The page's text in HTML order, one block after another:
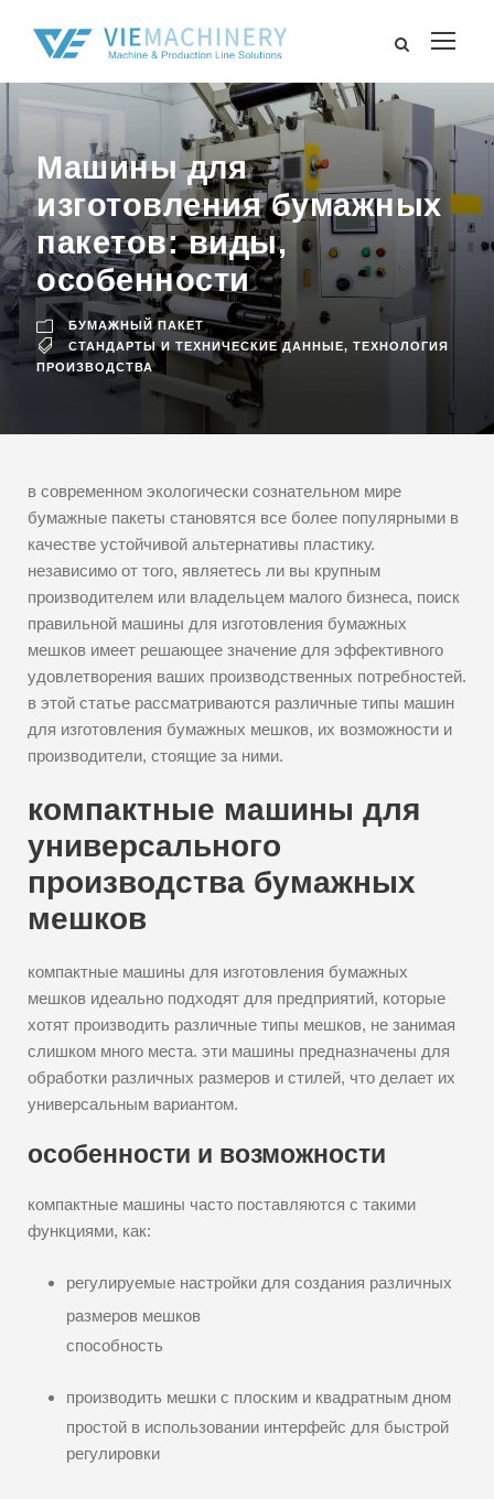
Машины для
изготовления бумажных
пакетов: виды,
особенности
БУМАЖНЫЙ ПАКЕТ
СТАНДАРТЫ И ТЕХНИЧЕСКИЕ ДАННЫЕ, ТЕХНОЛОГИЯ
ПРОИЗВОДСТВА
в современном экологически сознательном мире
бумажные пакеты становятся все более популярными в
качестве устойчивой альтернативы пластику.
независимо от того, являетесь ли вы крупным
производителем или владельцем малого бизнеса, поиск
правильной машины для изготовления бумажных
мешков имеет решающее значение для эффективного
удовлетворения ваших производственных потребностей.
в этой статье рассматриваются различные типы машин
для изготовления бумажных мешков, их возможности и
производители, стоящие за ними.
компактные машины для
универсального
производства бумажных
мешков
компактные машины для изготовления бумажных
мешков идеально подходят для предприятий, которые
хотят производить различные типы мешков, не занимая
слишком много места. эти машины предназначены для
обработки различных размеров и стилей, что делает их
универсальным вариантом.
особенности и возможности
компактные машины часто поставляются с такими
функциями, как:
регулируемые настройки для создания различных
размеров мешков
способность
производить мешки с плоским и квадратным дном
простой в использовании интерфейс для быстрой
регулировки